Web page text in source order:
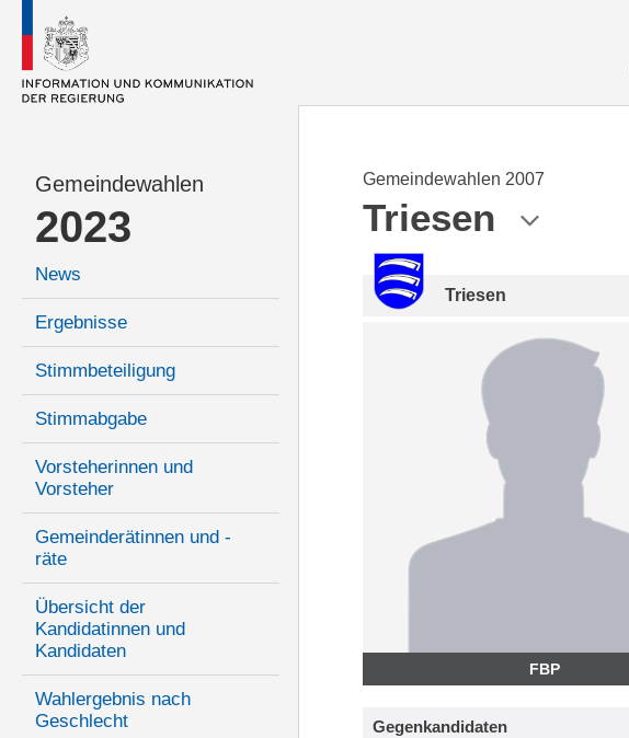
Gemeindewahlen
2023
News
Ergebnisse
Stimmbeteiligung
Stimmabgabe
Vorsteherinnen und
Vorsteher
Gemeinderätinnen und -
räte
Übersicht der
Kandidatinnen und
Kandidaten
Wahlergebnis nach
Geschlecht
Gemeindewahlen 2007
Triesen
Triesen
FBP
Gegenkandidaten